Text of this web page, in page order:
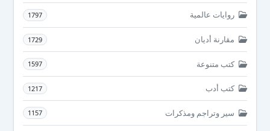
روايات عالمية 1797
مقارنة أديان 1729
كتب متنوعة 1597
كتب أدب 1217
سير وتراجم ومذكرات 1157